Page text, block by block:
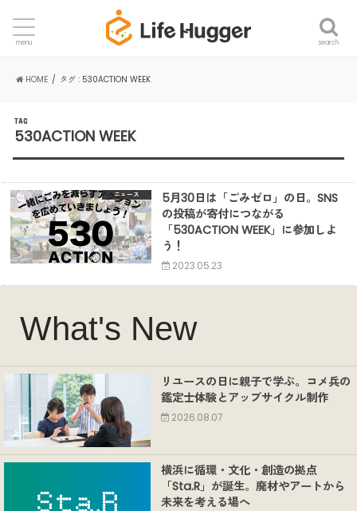
search
menu
HOME タグ : 530ACTION WEEK
TAG
530ACTION WEEK
ニュース
5月30日は「ごみゼロ」の日。SNS
の投稿が寄付につながる
「530ACTION WEEK」に参加しよ
う！
2023.05.23
What's New
リユースの日に親子で学ぶ。コメ兵の
鑑定士体験とアップサイクル制作
2026.08.07
横浜に循環・文化・創造の拠点
「Sta.R」が誕生。廃材やアートから
未来を考える場へ